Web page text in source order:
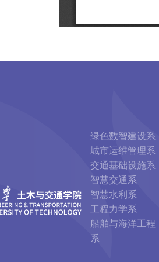
绿色数智建设系
城市运维管理系
交通基础设施系
智慧交通系
智慧水利系
工程力学系
船舶与海洋工程
系